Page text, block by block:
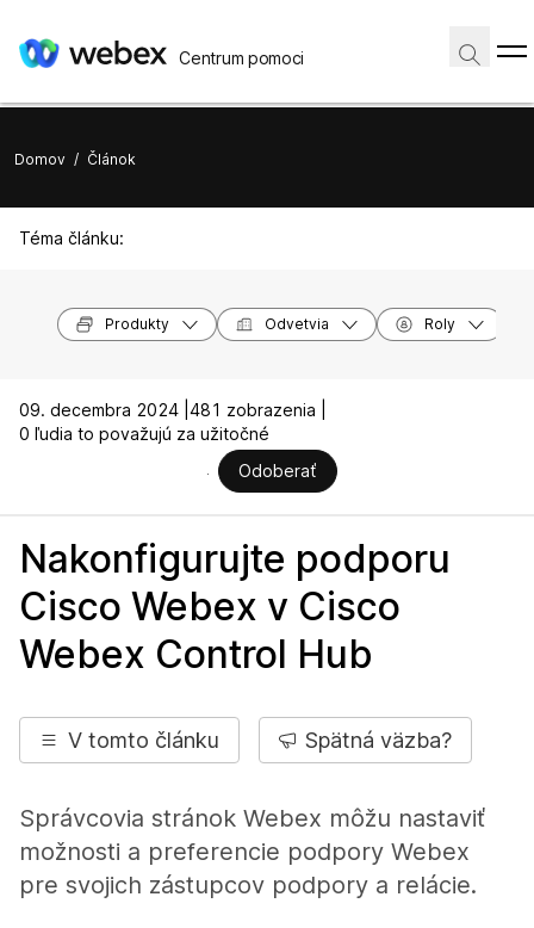
Centrum pomoci
Domov / Článok
Téma článku:
Produkty Odvetvia Roly
09. decembra 2024 | 481 zobrazenia |
0 ľudia to považujú za užitočné
Odoberať
Nakonfigurujte podporu
Cisco Webex v Cisco
Webex Control Hub
V tomto článku Spätná väzba?
Správcovia stránok Webex môžu nastaviť
možnosti a preferencie podpory Webex
pre svojich zástupcov podpory a relácie.